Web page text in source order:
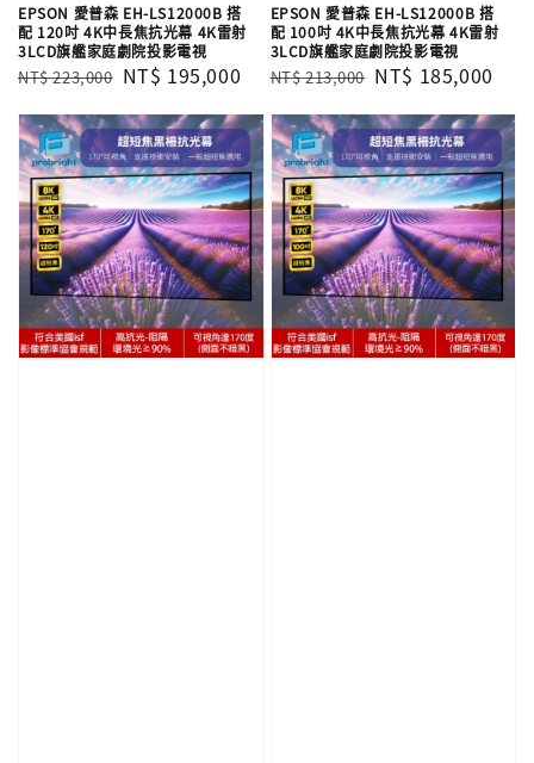
EPSON 愛普森 EH-LS12000B 搭
配 120吋 4K中長焦抗光幕 4K雷射
3LCD旗艦家庭劇院投影電視
Regular
NT$ 223,000 Sale
NT$ 195,000
EPSON 愛普森 EH-LS12000B 搭
配 100吋 4K中長焦抗光幕 4K雷射
3LCD旗艦家庭劇院投影電視
Regular
NT$ 213,000 Sale
NT$ 185,000